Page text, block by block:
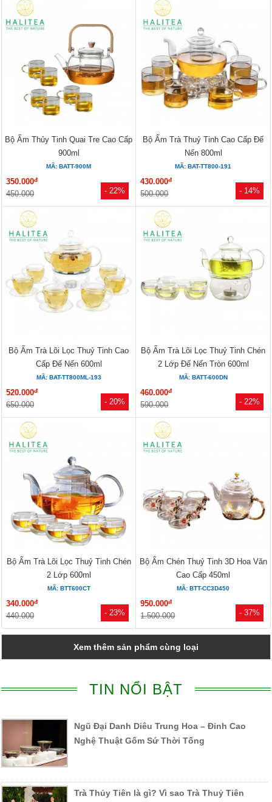
- 22%
Bộ Ấm Thủy Tinh Quai Tre Cao Cấp
900ml
MÃ: BATT-900M
350.000đ
450.000 - 14%
Bộ Ấm Trà Thuỷ Tinh Cao Cấp Đế
Nến 800ml
MÃ: BAT-TT800-191
430.000đ
500.000
- 20%
Bộ Ấm Trà Lõi Lọc Thuỷ Tinh Cao
Cấp Đế Nến 600ml
MÃ: BAT-TT800ML-193
520.000đ
650.000 - 22%
Bộ Ấm Trà Lõi Lọc Thuỷ Tinh Chén
2 Lớp Đế Nến Tròn 600ml
MÃ: BATT-600DN
460.000đ
590.000
- 23%
Bộ Ấm Trà Lõi Lọc Thuỷ Tinh Chén
2 Lớp 600ml
MÃ: BTT600CT
340.000đ
440.000 - 37%
Bộ Ấm Chén Thuỷ Tinh 3D Hoa Văn
Cao Cấp 450ml
MÃ: BTT-CC3D450
950.000đ
1.500.000
Xem thêm sản phẩm cùng loại
TIN NỔI BẬT
Ngũ Đại Danh Diêu Trung Hoa – Đỉnh Cao
Nghệ Thuật Gốm Sứ Thời Tống
Trà Thủy Tiên là gì? Vì sao Trà Thuỷ Tiên